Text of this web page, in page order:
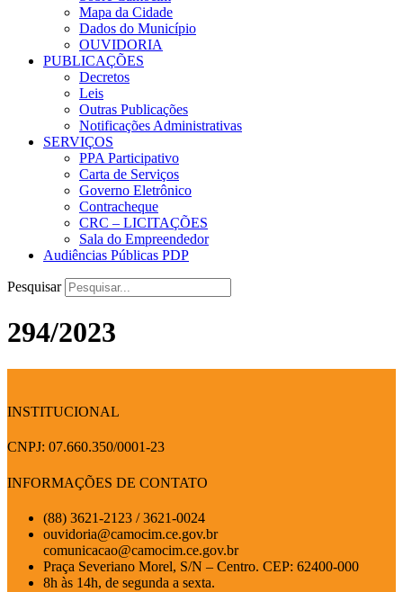
Mapa da Cidade
Dados do Município
OUVIDORIA
PUBLICAÇÕES
Decretos
Leis
Outras Publicações
Notificações Administrativas
SERVIÇOS
PPA Participativo
Carta de Serviços
Governo Eletrônico
Contracheque
CRC – LICITAÇÕES
Sala do Empreendedor
Audiências Públicas PDP
Pesquisar
294/2023
INSTITUCIONAL
CNPJ: 07.660.350/0001-23
INFORMAÇÕES DE CONTATO
(88) 3621-2123 / 3621-0024
ouvidoria@camocim.ce.gov.br
comunicacao@camocim.ce.gov.br
Praça Severiano Morel, S/N – Centro. CEP: 62400-000
8h às 14h, de segunda a sexta.